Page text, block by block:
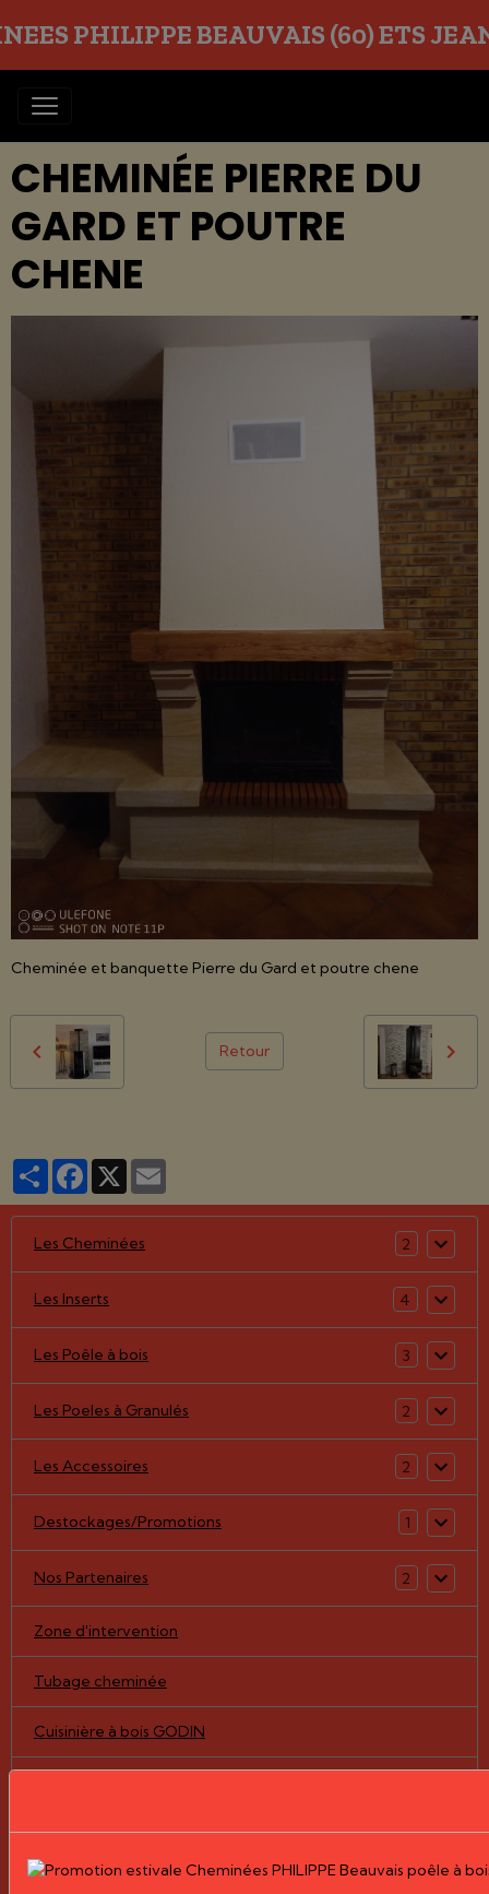
PHILIPPE BEAUVAIS (60) ETS
CHEMINÉE PIERRE DU
GARD ET POUTRE
CHENE
Cheminée et banquette Pierre du Gard et poutre chene
Retour
PartagerFacebook
X
Les Cheminées 2
Les Inserts 4
Les Poêle à bois 3
Les Poeles à Granulés 2
Les Accessoires 2
Destockages/Promotions 1
Nos Partenaires 2
Zone d'intervention
Tubage cheminée
Cuisinière à bois GODIN
Pièces détachées/vitres
Nos Réalisations